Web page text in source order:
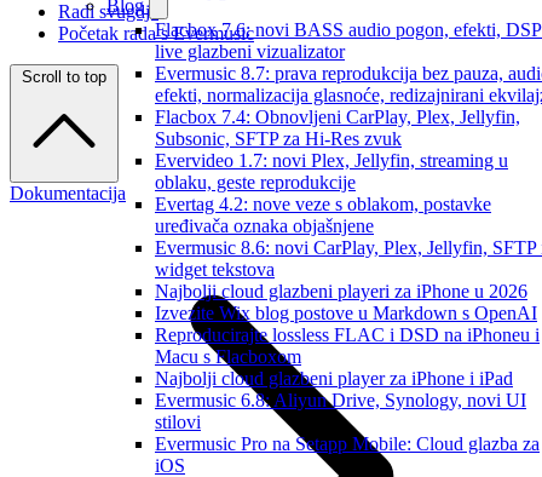
Blog
Flacbox 7.6: novi BASS audio pogon, efekti,
live glazbeni vizualizator
Evermusic 8.7: prava reprodukcija bez pauza,
efekti, normalizacija glasnoće, redizajnirani
Flacbox 7.4: Obnovljeni CarPlay, Plex, Jellyfin,
Subsonic, SFTP za Hi-Res zvuk
Evervideo 1.7: novi Plex, Jellyfin, streaming u
oblaku, geste reprodukcije
Evertag 4.2: nove veze s oblakom, postavke
uređivača oznaka objašnjene
Evermusic 8.6: novi CarPlay, Plex, Jellyfin, SFTP
widget tekstova
Najbolji cloud glazbeni playeri za iPhone u 2026
Izvezite Wix blog postove u Markdown s OpenAI
Reproducirajte lossless FLAC i DSD na iPhoneu i
Macu s Flacboxom
Najbolji cloud glazbeni player za iPhone i iPad
Evermusic 6.8: Aliyun Drive, Synology, novi UI
stilovi
Evermusic Pro na Setapp Mobile: Cloud glazba za
iOS
Radi svugdje
Početak rada s Evermusic
Scroll to top
Dokumentacija